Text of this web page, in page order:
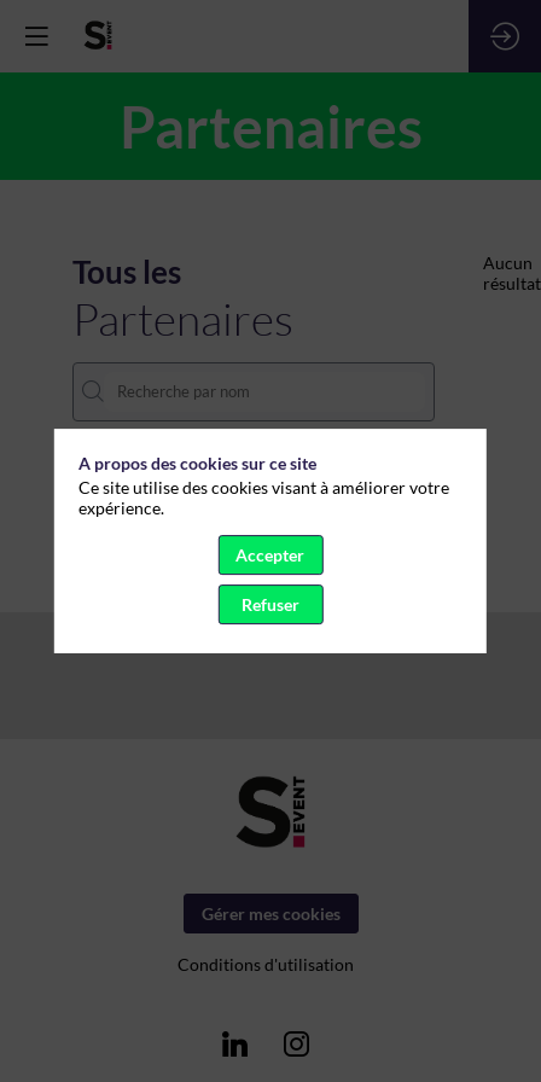
Partenaires
Tous les
Partenaires
THÈMES
Aucun
résultat
Gérer mes cookies
Conditions d'utilisation
A propos des cookies sur ce site
Ce site utilise des cookies visant à améliorer votre
expérience.
Accepter
Refuser